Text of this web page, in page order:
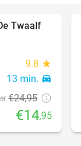
40%
Twaalf
9.8 star
13 min. directions_car
€24,95
€14,95